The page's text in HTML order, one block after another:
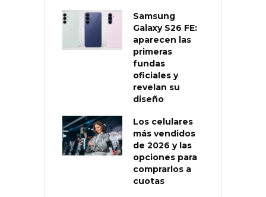
Samsung
Galaxy S26 FE:
aparecen las
primeras
fundas
oficiales y
revelan su
diseño
Los celulares
más vendidos
de 2026 y las
opciones para
comprarlos a
cuotas